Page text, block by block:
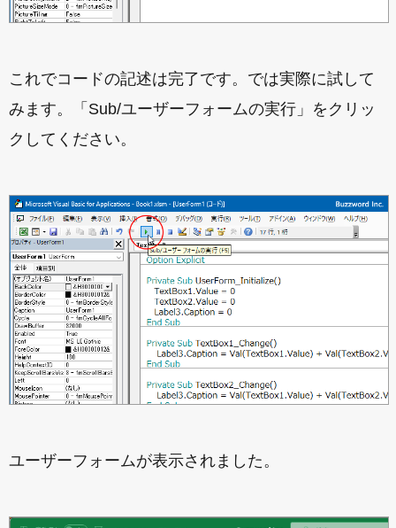
これでコードの記述は完了です。では実際に試して
みます。「Sub/ユーザーフォームの実行」をクリッ
クしてください。
ユーザーフォームが表示されました。